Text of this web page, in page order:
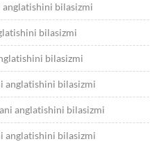
anglatishini bilasizmi
bilasizmi
bilasizmi
anglatishini bilasizmi
anglatishini bilasizmi
anglatishini bilasizmi